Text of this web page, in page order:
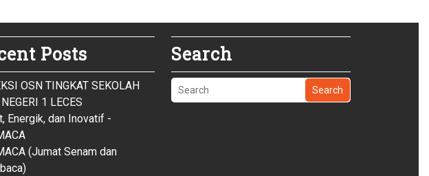
Posts
OSN TINGKAT SEKOLAH
1 LECES
Energik, dan Inovatif -
(Jumat Senam dan
Search
Search